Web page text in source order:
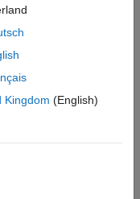
Kingdom (English)